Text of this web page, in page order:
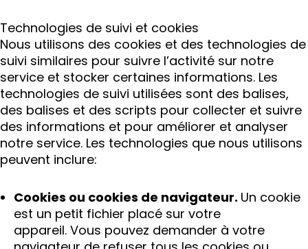
Technologies de suivi et cookies
Nous utilisons des cookies et des technologies de
suivi similaires pour suivre l’activité sur notre
service et stocker certaines informations. Les
technologies de suivi utilisées sont des balises,
des balises et des scripts pour collecter et suivre
des informations et pour améliorer et analyser
notre service. Les technologies que nous utilisons
peuvent inclure:
Cookies ou cookies de navigateur. Un cookie
est un petit fichier placé sur votre
appareil. Vous pouvez demander à votre